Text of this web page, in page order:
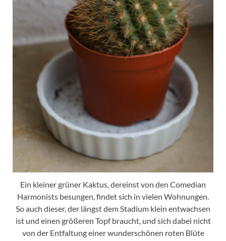
Ein kleiner grüner Kaktus, dereinst von den Comedian
Harmonists besungen, findet sich in vielen Wohnungen.
So auch dieser, der längst dem Stadium klein entwachsen
ist und einen größeren Topf braucht, und sich dabei nicht
von der Entfaltung einer wunderschönen roten Blüte